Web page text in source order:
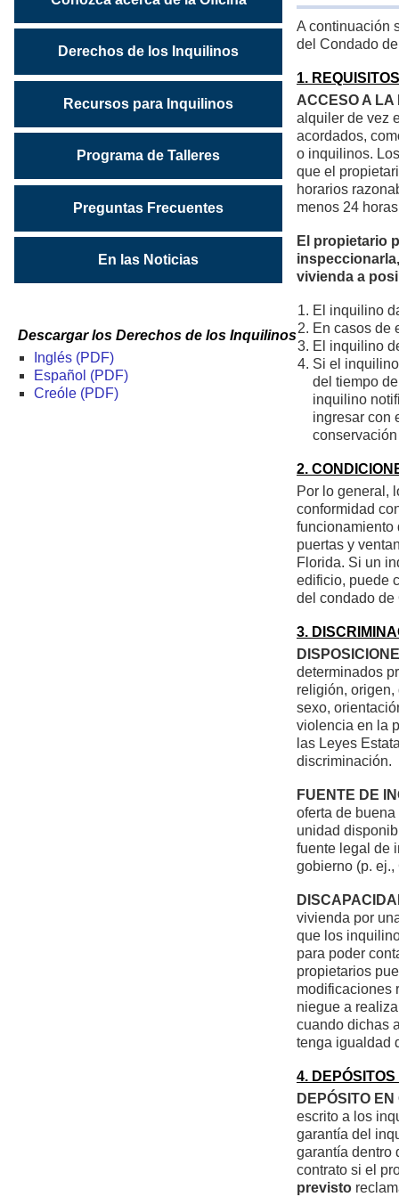
Derechos de los Inquilinos
Recursos para Inquilinos
Programa de Talleres
Preguntas Frecuentes
En las Noticias
Descargar los Derechos de los Inquilinos
Inglés (PDF)
Español (PDF)
Creóle (PDF)
A continuación
del Condado
1.
ACCESO A LA
alquiler de vez
acordados,
o inquilinos.
que el
horarios
menos 24
El propietario
vivienda a
El inquilino
En casos de
El inquilino
Si el
del tiempo
inquilino
ingresar con
2.
Por lo general,
conformidad
funcionamiento
puertas y
Florida. Si un
edificio, puede
del condado de
3.
determinados
religión,
sexo,
violencia en la
las Leyes
discriminación.
FUENTE DE
oferta de
unidad
fuente legal de
gobierno (p.
vivienda por
que los
para poder
propietarios
modificaciones
niegue a
cuando dichas
tenga igualdad
4.
DEPÓSITO
escrito a los
garantía del
garantía dentro
contrato si el
previsto